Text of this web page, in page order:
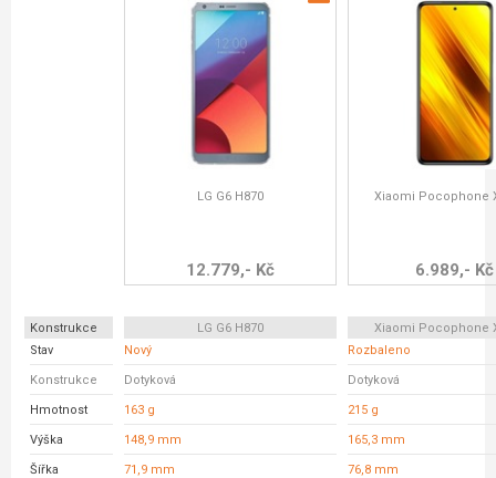
LG G6 H870
12.779,- Kč
Xiaomi Pocophone
6.989,- Kč
Konstrukce LG G6 H870
Xiaomi Pocophone
Stav
Nový Rozbaleno
Konstrukce Dotyková Dotyková
Hmotnost 163 g 215 g
Výška 148,9 mm 165,3 mm
Šířka 71,9 mm 76,8 mm